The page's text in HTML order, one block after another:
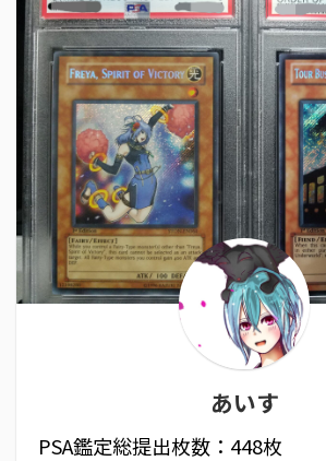
あいす
PSA鑑定総提出枚数：448枚